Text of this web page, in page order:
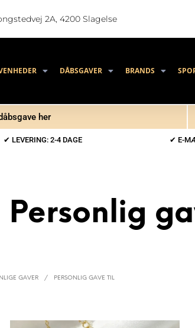
2A, 4200 Slagelse
DÅBSGAVER BRANDS
her
✔ LEVERING: 2-4 DAGE ✔ E-
Personlig
GAVER / PERSONLIG GAVE TIL